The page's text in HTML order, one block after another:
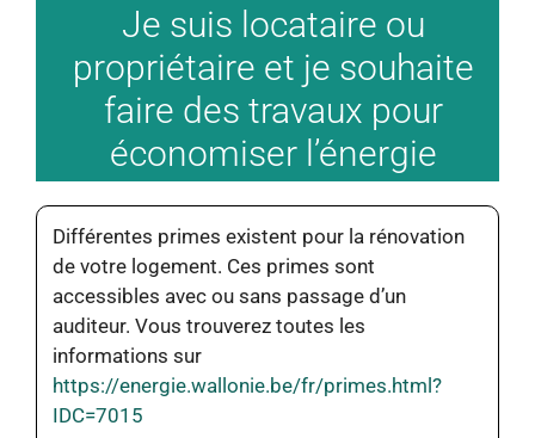
Je suis locataire ou
propriétaire et je souhaite
faire des travaux pour
économiser l’énergie
Différentes primes existent pour la rénovation
de votre logement. Ces primes sont
accessibles avec ou sans passage d’un
auditeur. Vous trouverez toutes les
informations sur
https://energie.wallonie.be/fr/primes.html?
IDC=7015